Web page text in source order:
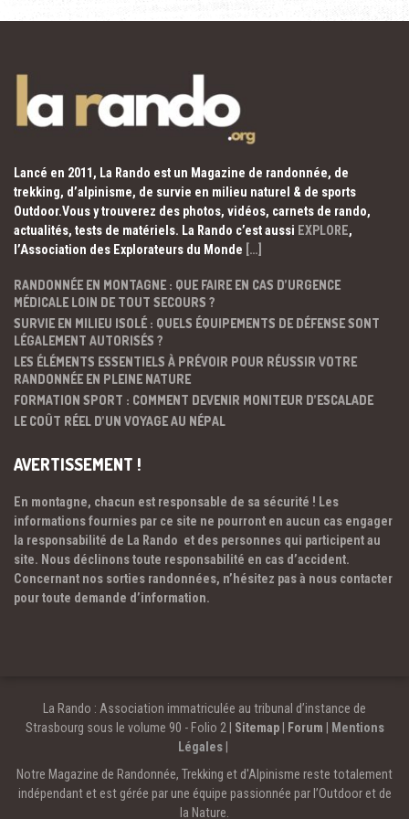
Lancé en 2011, La Rando est un Magazine de randonnée, de
trekking, d’alpinisme, de survie en milieu naturel & de sports
Outdoor.Vous y trouverez des photos, vidéos, carnets de rando,
actualités, tests de matériels. La Rando c’est aussi EXPLORE,
l’Association des Explorateurs du Monde […]
RANDONNÉE EN MONTAGNE : QUE FAIRE EN CAS D’URGENCE
MÉDICALE LOIN DE TOUT SECOURS ?
SURVIE EN MILIEU ISOLÉ : QUELS ÉQUIPEMENTS DE DÉFENSE SONT
LÉGALEMENT AUTORISÉS ?
LES ÉLÉMENTS ESSENTIELS À PRÉVOIR POUR RÉUSSIR VOTRE
RANDONNÉE EN PLEINE NATURE
FORMATION SPORT : COMMENT DEVENIR MONITEUR D’ESCALADE
LE COÛT RÉEL D’UN VOYAGE AU NÉPAL
AVERTISSEMENT !
En montagne, chacun est responsable de sa sécurité ! Les
informations fournies par ce site ne pourront en aucun cas engager
la responsabilité de La Rando et des personnes qui participent au
site. Nous déclinons toute responsabilité en cas d’accident.
Concernant nos sorties randonnées, n’hésitez pas à nous contacter
pour toute demande d’information.
La Rando : Association immatriculée au tribunal d’instance de
Strasbourg sous le volume 90 - Folio 2 | Sitemap| Forum
Mentions
Légales
Notre Magazine de Randonnée, Trekking et d'Alpinisme reste totalement
indépendant et est gérée par une équipe passionnée par l’Outdoor et de
la Nature.